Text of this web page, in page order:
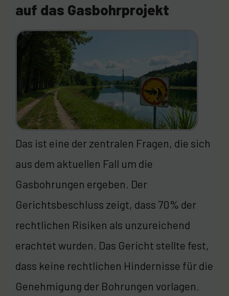
auf das Gasbohrprojekt
Das ist eine der zentralen Fragen, die sich
aus dem aktuellen Fall um die
Gasbohrungen ergeben. Der
Gerichtsbeschluss zeigt, dass 70% der
rechtlichen Risiken als unzureichend
erachtet wurden. Das Gericht stellte fest,
dass keine rechtlichen Hindernisse für die
Genehmigung der Bohrungen vorlagen.